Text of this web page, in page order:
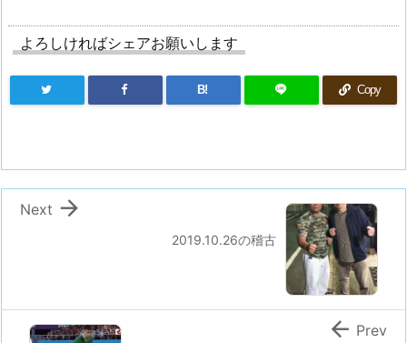
よろしければシェアお願いします
B! Copy
2019.10.26の稽古

Next
 Prev